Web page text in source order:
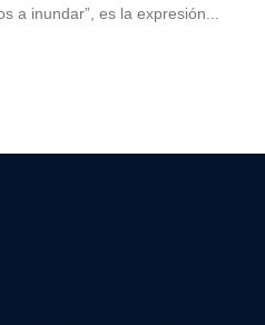
a inundar”, es la expresión...